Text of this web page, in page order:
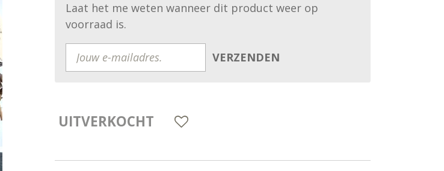
Laat het me weten wanneer dit product weer op
voorraad is.
VERZENDEN
UITVERKOCHT